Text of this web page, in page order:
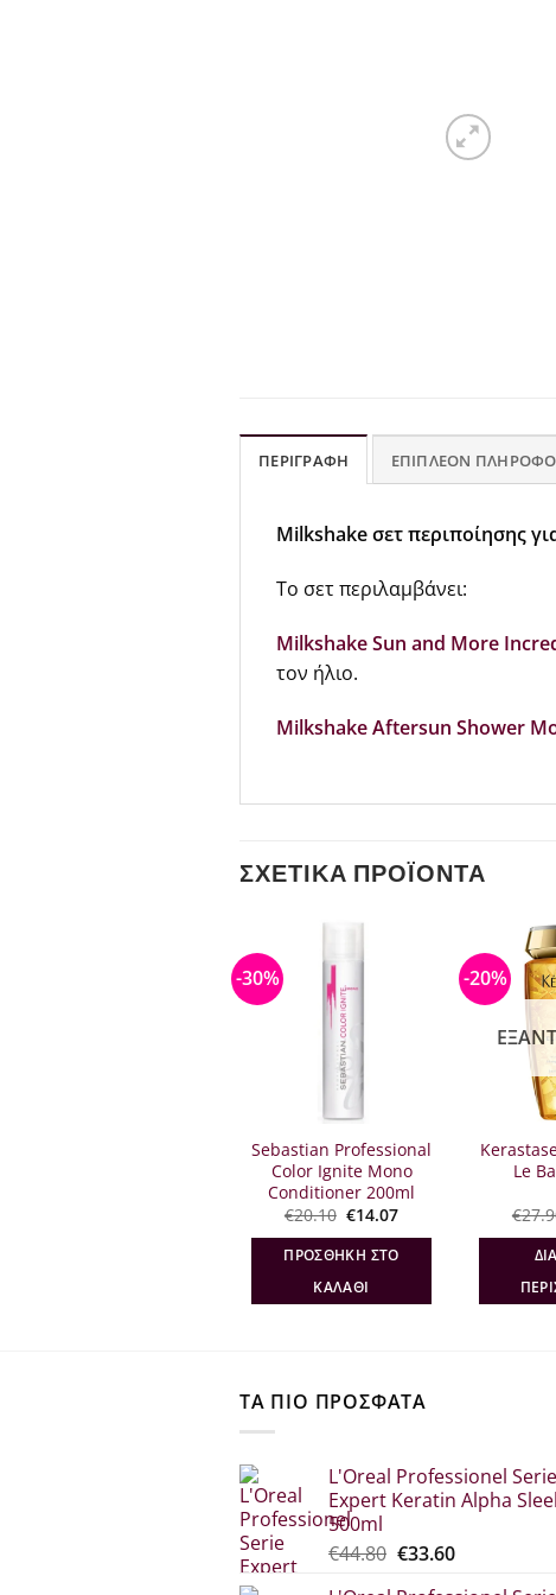
ΠΕΡΙΓΡΑΦΉ ΕΠΙΠΛΈΟΝ
Milkshake σετ περιποίησης
Το σετ περιλαμβάνει:
Milkshake Sun and More
τον ήλιο.
Milkshake Aftersun Shower
ΣΧΕΤΙΚΆ ΠΡΟΪΌΝΤΑ
-30%
Sebastian Professional
Color Ignite Mono
Conditioner 200ml
€20.10 Original
was:
€20.10.
€14.07Η
τιμή
είναι:
ΠΡΟΣΘΉΚΗ ΣΤΟ
ΚΑΛΆΘΙ
-20%
Le
€
ΤΑ ΠΙΟ ΠΡΟΣΦΑΤΑ
L'Oreal Professionel Serie
Expert Keratin Alpha
500ml
€44.80 Original
€33.60Η